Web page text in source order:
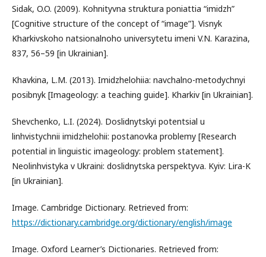
Sidak, O.O. (2009). Kohnityvna struktura poniattia “imidzh”
[Cognitive structure of the concept of “image”]. Visnyk
Kharkivskoho natsionalnoho universytetu imeni V.N. Karazina,
837, 56–59 [in Ukrainian].
Khavkina, L.M. (2013). Imidzhelohiia: navchalno-metodychnyi
posibnyk [Imageology: a teaching guide]. Kharkiv [in Ukrainian].
Shevchenko, L.I. (2024). Doslidnytskyi potentsial u
linhvistychnii imidzhelohii: postanovka problemy [Research
potential in linguistic imageology: problem statement].
Neolinhvistyka v Ukraini: doslidnytska perspektyva. Kyiv: Lira-K
[in Ukrainian].
Image. Cambridge Dictionary. Retrieved from:
https://dictionary.cambridge.org/dictionary/english/image
Image. Oxford Learner’s Dictionaries. Retrieved from: